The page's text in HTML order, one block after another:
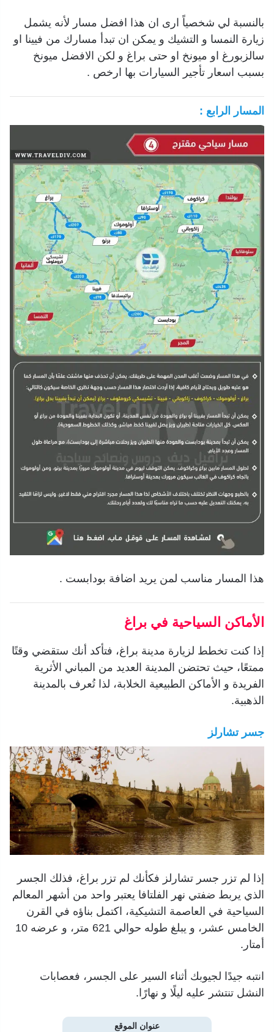
بالنسبة لي شخصياً ارى ان هذا افضل مسار لأنه يشمل
زيارة النمسا و التشيك و يمكن ان تبدأ مسارك من فيينا او
سالزبورغ او ميونخ او حتى براغ و لكن الافضل ميونخ
بسبب اسعار تأجير السيارات بها ارخص .
المسار الرابع :
هذا المسار مناسب لمن يريد اضافة بودابست .
الأماكن السياحية في براغ
إذا كنت تخطط لزيارة مدينة براغ، فتأكد أنك ستقضي وقتًا
ممتعًا، حيث تحتضن المدينة العديد من المباني الأثرية
الفريدة و الأماكن الطبيعية الخلابة، لذا تُعرف بالمدينة
الذهبية.
جسر تشارلز
إذا لم تزر جسر تشارلز فكأنك لم تزر براغ، فذلك الجسر
الذي يربط ضفتي نهر الفلتافا يعتبر واحد من أشهر المعالم
السياحية في العاصمة التشيكية، اكتمل بناؤه في القرن
الخامس عشر، و يبلغ طوله حوالي 621 متر، و عرضه 10
أمتار.
انتبه جيدًا لجيوبك أثناء السير على الجسر، فعصابات
النشل تنتشر عليه ليلًا و نهارًا.
عنوان الموقع